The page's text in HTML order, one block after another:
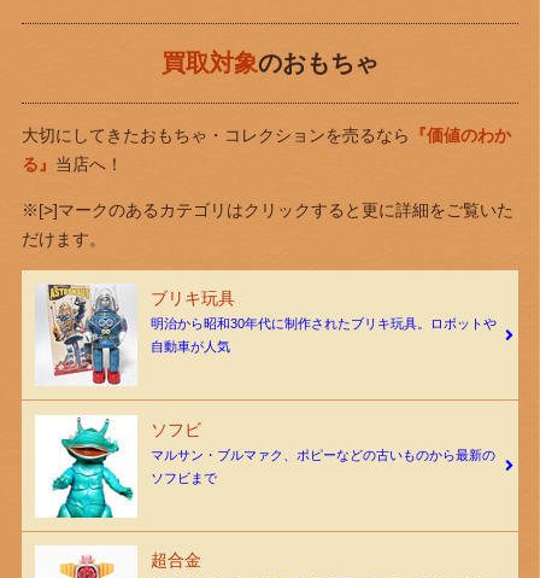
買取対象のおもちゃ
大切にしてきたおもちゃ・コレクションを売るなら
『価値のわか
る』 当店へ！
※[>]マークのあるカテゴリはクリックすると更に詳細をご覧いた
だけます。
ブリキ玩具
明治から昭和30年代に制作されたブリキ玩具。ロボットや
自動車が人気
ソフビ
マルサン・ブルマァク、ポピーなどの古いものから最新の
ソフビまで
超合金